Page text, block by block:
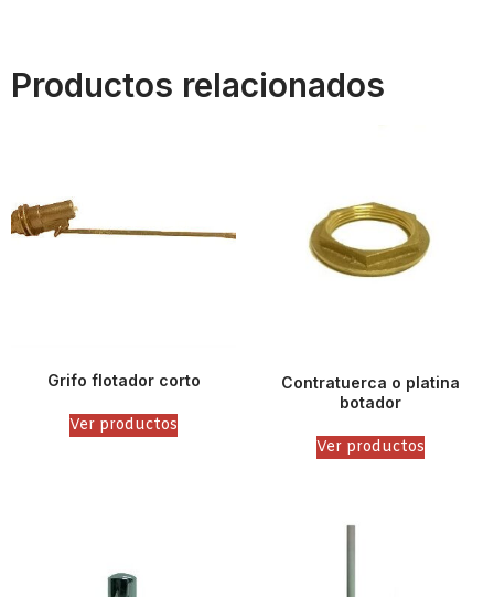
Productos relacionados
Grifo flotador corto
Ver productos
Contratuerca o platina
botador
Ver productos